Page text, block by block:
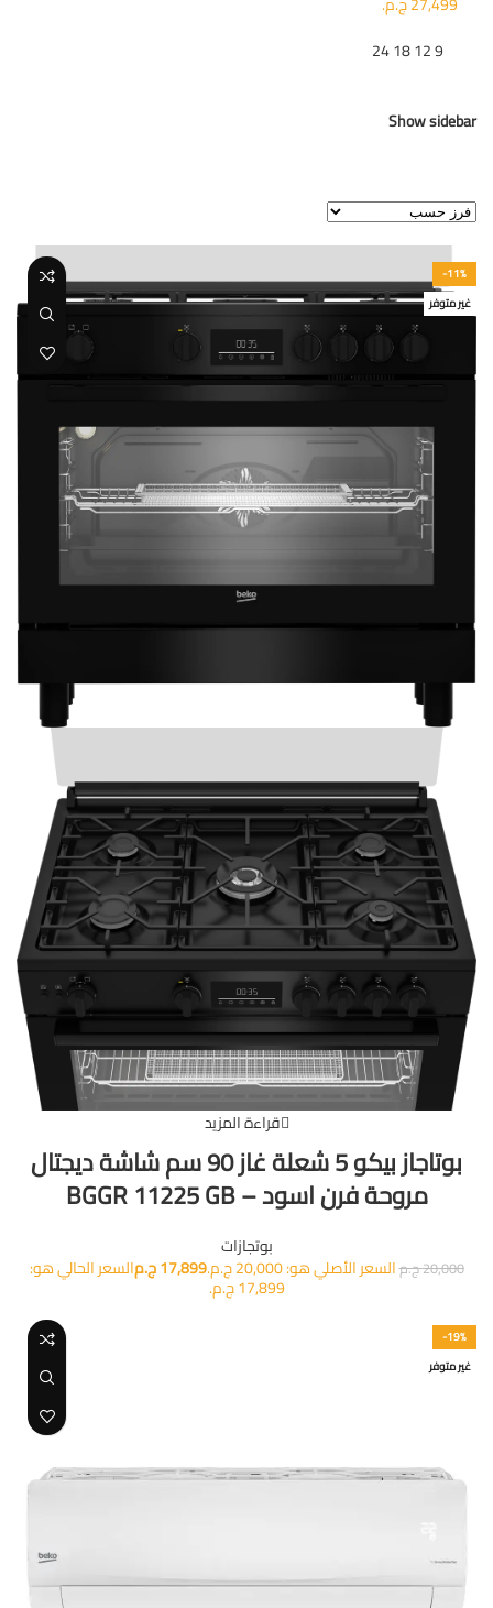
9
12
18
24
Show sidebar
-11%
غير متوفر
قراءة المزيد
بوتاجاز بيكو 5 شعلة غاز 90 سم شاشة ديجتال
مروحة فرن اسود – BGGR 11225 GB
بوتجازات
20,000ج.مالسعر الأصلي هو: 20,000 ج.م. 17,899ج.مالسعر الحالي هو:
17,899 ج.م.
-19%
غير متوفر